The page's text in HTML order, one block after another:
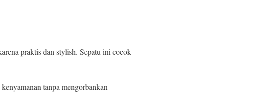
praktis dan stylish. Sepatu ini cocok
tanpa mengorbankan